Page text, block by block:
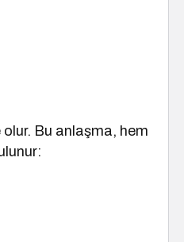
olur. Bu anlaşma, hem